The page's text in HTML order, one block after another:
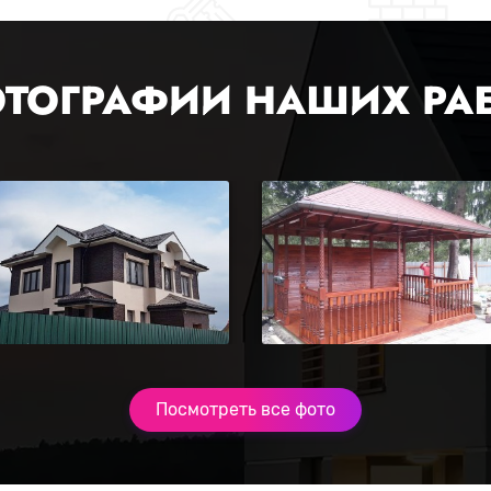
НАШИХ
Посмотреть все фото